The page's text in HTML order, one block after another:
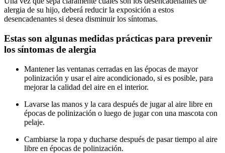
alergia de su hijo, deberá reducir la exposición a estos
desencadenantes si desea disminuir los síntomas.
Estas son algunas medidas prácticas para prevenir
los síntomas de alergia
Mantener las ventanas cerradas en las épocas de mayor
polinización y usar el aire acondicionado, si es posible, para
mejorar la calidad del aire en el interior.
Lavarse las manos y la cara después de jugar al aire libre en
épocas de polinización o luego de jugar con una mascota con
pelaje.
Cambiarse la ropa y ducharse después de pasar tiempo al aire
libre en épocas de polinización.